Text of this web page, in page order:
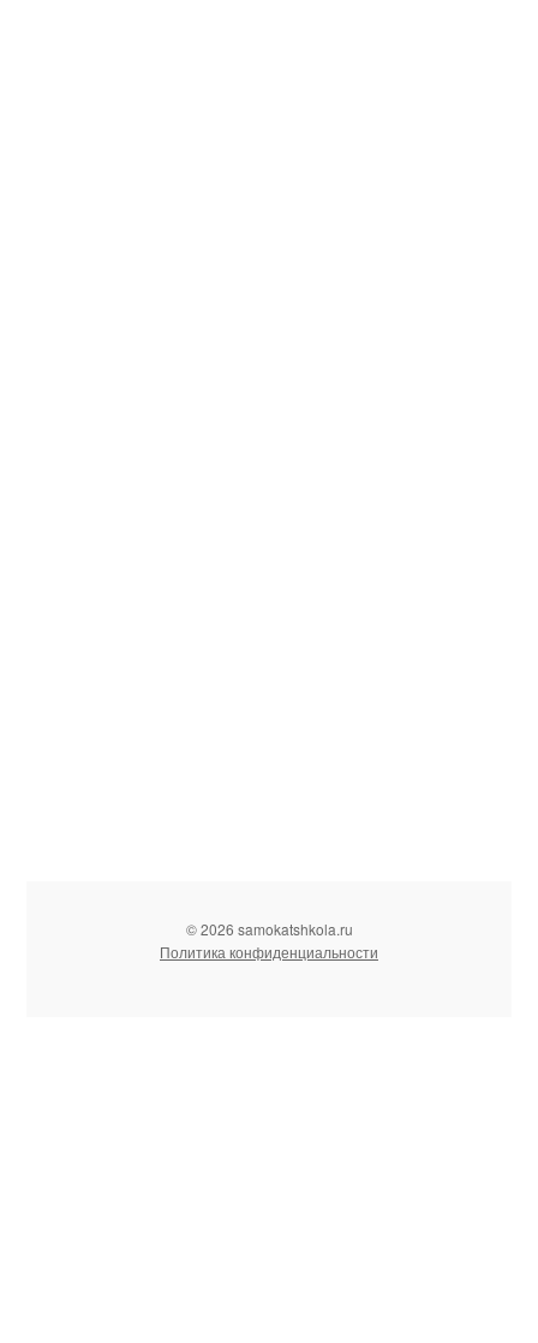
© 2026 samokatshkola.ru
Политика конфиденциальности